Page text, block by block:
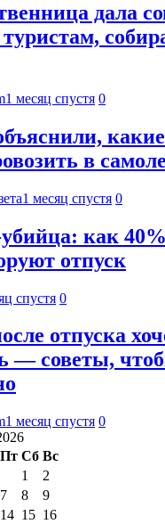
дала
1 месяц спустя 0
какие
в
1 месяц спустя 0
как
отпуск
спустя 0
отпуска
— советы,
1 месяц спустя 0
Пт Сб Вс
1
2
7 8
9
14 15 16